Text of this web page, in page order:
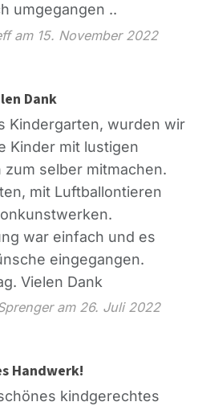
umgegangen ..
am 15. November 2022
Dank
Kindergarten, wurden wir
Kinder mit lustigen
zum selber mitmachen.
mit Luftballontieren
war einfach und es
eingegangen.
Vielen Dank
am 26. Juli 2022
Handwerk!
kindgerechtes